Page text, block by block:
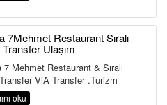
7Mehmet Restaurant Sıralı
Ulaşım
Mehmet Restaurant & Sıralı
ViA Transfer ,Turizm
ve Ulaştırma Bakanlığına Bağlı ...
oku